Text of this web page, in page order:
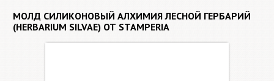
МОЛД СИЛИКОНОВЫЙ АЛХИМИЯ ЛЕСНОЙ ГЕРБАРИЙ
(HERBARIUM SILVAE) ОТ STAMPERIA